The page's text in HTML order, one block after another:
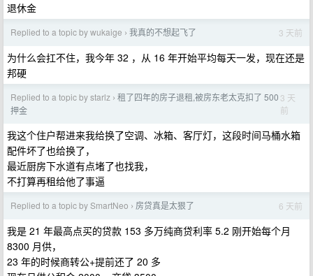
退休金
Replied to a topic by wukaige › 我真的不想起飞了 3 天前
为什么会扛不住，我今年 32 ，从 16 年开始平均每天一发，现在还是
邦硬
Replied to a topic by starlz › 租了四年的房子退租,被房东老太克扣了 500
押金
3 天
前
我这个住户帮进来我给换了空调、冰箱、客厅灯，这段时间马桶水箱
配件坏了也给换了，
最近厨房下水道有点堵了也找我，
不打算再租给他了事逼
Replied to a topic by SmartNeo › 房贷真是太狠了 6 天前
我是 21 年最高点买的贷款 153 多万纯商贷利率 5.2 刚开始每个月
8300 月供，
23 年的时候商转公+提前还了 20 多